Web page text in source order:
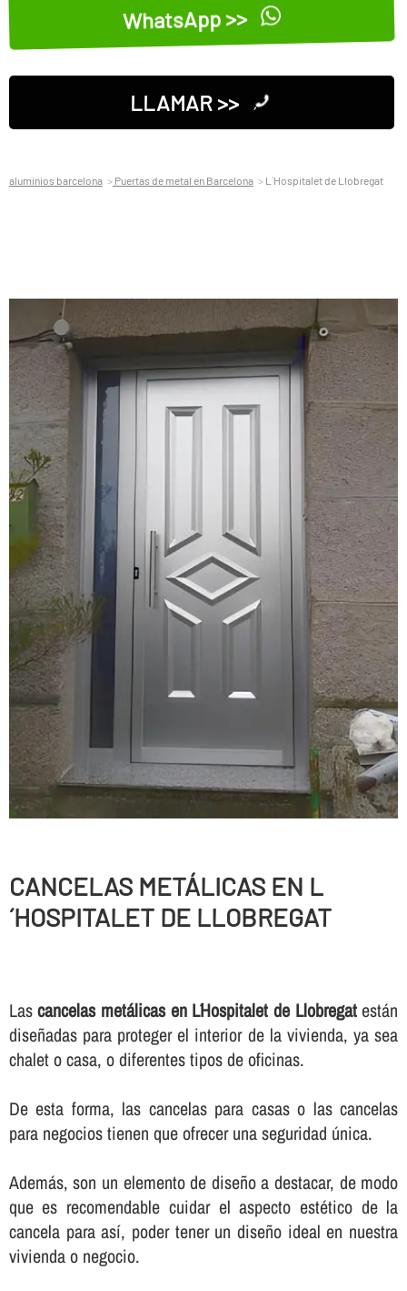
WhatsApp >>
LLAMAR >>
aluminios barcelona Puertas de metal en Barcelona L´Hospitalet de Llobregat
CANCELAS METÁLICAS EN L
´HOSPITALET DE LLOBREGAT
Lascancelas metálicas en L´Hospitalet de Llobregatestán
diseñadas para proteger el interior de la vivienda, ya sea
chalet o casa, o diferentes tipos de oficinas.
De esta forma, las cancelas para casas o las cancelas
para negocios tienen que ofrecer una seguridad única.
Además, son un elemento de diseño a destacar, de modo
que es recomendable cuidar el aspecto estético de la
cancela para así­, poder tener un diseño ideal en nuestra
vivienda o negocio.